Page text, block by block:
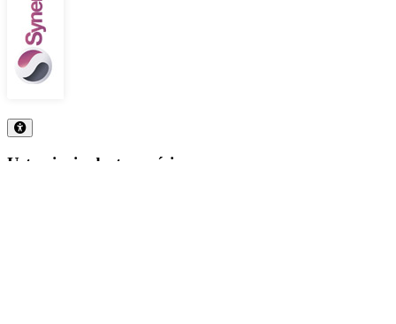
Ustawienia dostępności